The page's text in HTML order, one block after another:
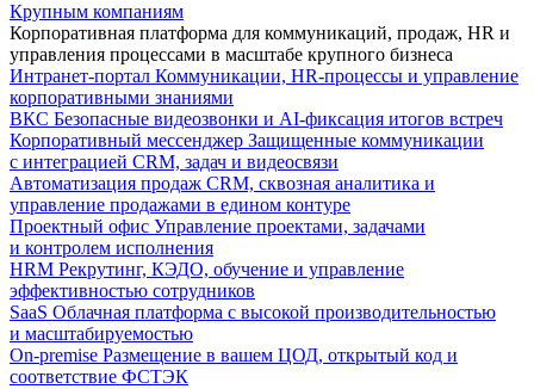
Крупным компаниям
Корпоративная платформа для коммуникаций, продаж, HR и
управления процессами в масштабе крупного бизнеса
Интранет-портал Коммуникации, HR-процессы и управление
корпоративными знаниями
ВКС Безопасные видеозвонки и AI-фиксация итогов встреч
Корпоративный мессенджер Защищенные коммуникации
с интеграцией CRM, задач и видеосвязи
Автоматизация продаж CRM, сквозная аналитика и
управление продажами в едином контуре
Проектный офис Управление проектами, задачами
и контролем исполнения
HRM Рекрутинг, КЭДО, обучение и управление
эффективностью сотрудников
SaaS Облачная платформа с высокой производительностью
и масштабируемостью
On-premise Размещение в вашем ЦОД, открытый код и
соответствие ФСТЭК